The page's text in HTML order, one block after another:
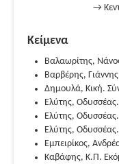
→
Κείμενα
Βαλαωρίτης,
Βαρβέρης,
Δημουλά, Κική.
Ελύτης,
Ελύτης, Οδυσσέας.
Ελύτης,
Εμπειρίκος,
Καβάφης, Κ.Π.